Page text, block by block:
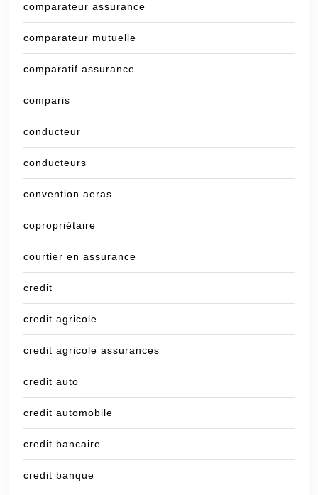
comparateur assurance
comparateur mutuelle
comparatif assurance
comparis
conducteur
conducteurs
convention aeras
copropriétaire
courtier en assurance
credit
credit agricole
credit agricole assurances
credit auto
credit automobile
credit bancaire
credit banque